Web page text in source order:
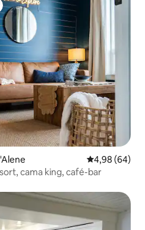
apreciados
Classificação
4,98 (64)
cama king, café-bar